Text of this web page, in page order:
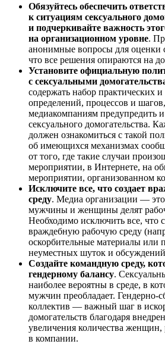
Обязуйтесь обеспечить
к ситуациям сексуального
и подчеркивайте важность
на организационном уровне.
анонимные вопросы для оценки
что все решения опираются на
Установите официальную
с сексуальными
содержать набор практических
определений, процессов и
медиакомпаниям предупредить
сексуального домогательства.
должен ознакомиться с такой
об имеющихся механизмах
от того, где такие случаи
мероприятии, в Интернете, на
мероприятии, организованном
Исключите все, что создает
среду. Медиа организации —
мужчины и женщины делят
Необходимо исключить все, что
враждебную рабочую среду
оскорбительные материалы или
неуместных шуток и
Создайте командную среду,
гендерному балансу.
наиболее вероятны в среде, в
мужчин преобладает. Гендерно-
коллектив — важный шаг в
домогательств благодаря
увеличения количества
в компании.